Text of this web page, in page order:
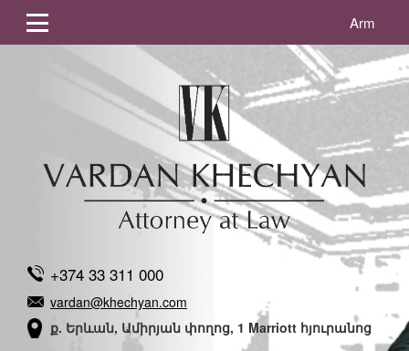
Arm
+374 33 311 000
vardan@khechyan.com
ք. Երևան, Ամիրյան փողոց, 1 Marriott հյուրանոց